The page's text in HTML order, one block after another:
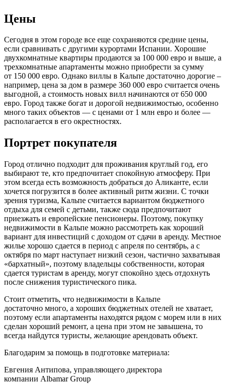
Цены
Сегодня в этом городе все еще сохраняются средние цены,
если сравнивать с другими курортами Испании. Хорошие
двухкомнатные квартиры продаются за 100 000 евро и выше, а
трехкомнатные апартаменты можно приобрести за сумму
от 150 000 евро. Однако виллы в Кальпе достаточно дорогие –
например, цена за дом в размере 360 000 евро считается очень
выгодной, а стоимость новых вилл начинаются от 650 000
евро. Город также богат и дорогой недвижимостью, особенно
много таких объектов — с ценами от 1 млн евро и более —
располагается в его окрестностях.
Портрет покупателя
Город отлично подходит для проживания круглый год, его
выбирают те, кто предпочитает спокойную атмосферу. При
этом всегда есть возможность добраться до Аликанте, если
хочется погрузится в более активный ритм жизни. С точки
зрения туризма, Кальпе считается вариантом бюджетного
отдыха для семей с детьми, также сюда предпочитают
приезжать и европейские пенсионеры. Поэтому, покупку
недвижимости в Кальпе можно рассмотреть как хороший
вариант для инвестиций с доходом от сдачи в аренду. Местное
жилье хорошо сдается в период с апреля по сентябрь, а с
октября по март наступает низкий сезон, частично захватывая
«бархатный», поэтому владельцы собственности, которая
сдается туристам в аренду, могут спокойно здесь отдохнуть
после снижения туристического пика.
Стоит отметить, что недвижимости в Кальпе
достаточно много, а хороших бюджетных отелей не хватает,
поэтому если апартаменты находятся рядом с морем или в них
сделан хороший ремонт, а цена при этом не завышена, то
всегда найдутся туристы, желающие арендовать объект.
Благодарим за помощь в подготовке материала:
Евгения Антипова, управляющего директора
компании Albamar Group